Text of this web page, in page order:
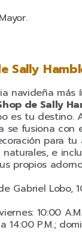
Sally
navideña más
de Sally
es tu destino.
se fusiona con
para tu
e
propios
Gabriel Lobo,
10:00
14:00 P.M.;